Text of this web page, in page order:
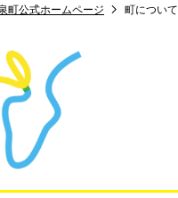
町公式ホームページ 町について